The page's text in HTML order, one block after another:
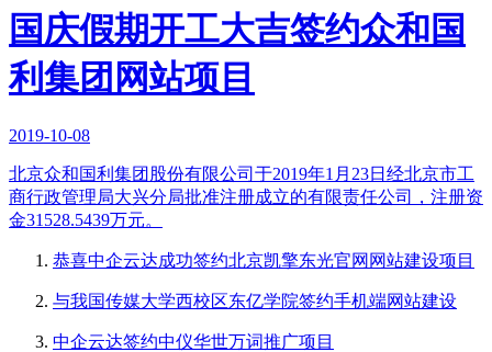
国庆假期开工大吉签约众和国
利集团网站项目
2019-10-08
北京众和国利集团股份有限公司于2019年1月23日经北京市工
商行政管理局大兴分局批准注册成立的有限责任公司，注册资
金31528.5439万元。
恭喜中企云达成功签约北京凯擎东光官网网站建设项目
与我国传媒大学西校区东亿学院签约手机端网站建设
中企云达签约中仪华世万词推广项目